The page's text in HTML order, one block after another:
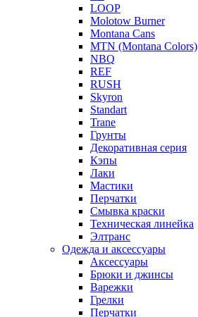
LOOP
Molotow Burner
Montana Cans
MTN (Montana Colors)
NBQ
REF
RUSH
Skyron
Standart
Trane
Грунты
Декоративная серия
Кэпы
Лаки
Мастики
Перчатки
Смывка краски
Техническая линейка
Элтранс
Одежда и аксессуары
Аксессуары
Брюки и джинсы
Варежки
Грелки
Перчатки